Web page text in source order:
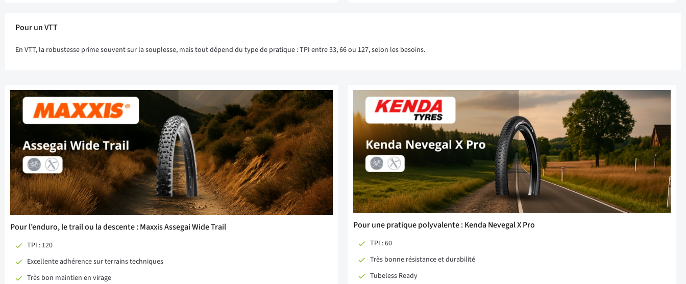
Pour un VTT
En VTT, la robustesse prime souvent sur la souplesse, mais tout dépend du type de pratique : TPI entre 33, 66 ou 127, selon les besoins.
Pour l’enduro, le trail ou la descente : Maxxis Assegai Wide Trail
TPI : 120
Excellente adhérence sur terrains techniques
Très bon maintien en virage
Pour une pratique polyvalente : Kenda Nevegal X Pro
TPI : 60
Très bonne résistance et durabilité
Tubeless Ready